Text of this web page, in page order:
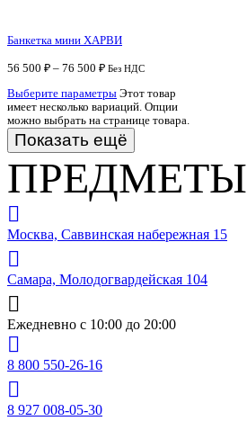
Банкетка мини ХАРВИ
56 500 ₽ – 76 500 ₽ Без НДС
Выберите параметры Этот товар
имеет несколько вариаций. Опции
можно выбрать на странице товара.
Показать ещё
ПРЕДМЕТЫ
Москва, Саввинская набережная 15
Самара, Молодогвардейская 104
Ежедневно с 10:00 до 20:00
8 800 550-26-16
8 927 008-05-30